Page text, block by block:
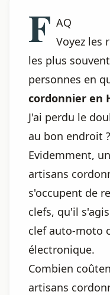
F AQ
Voyez les
les plus
personnes en
cordonnier en
J'ai perdu le
au bon endroit ?
Evidemment,
artisans
s'occupent de
clefs, qu'il
clef auto-moto
électronique.
Combien
artisans